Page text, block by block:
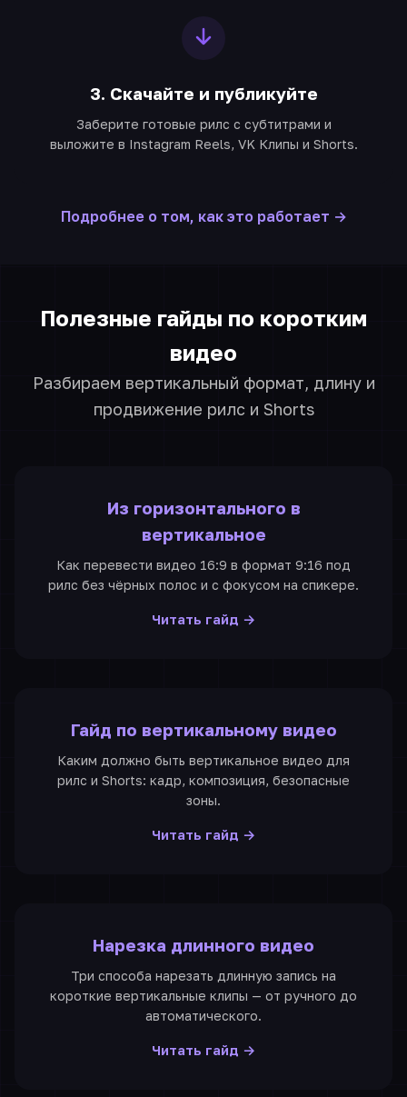
3. Скачайте и публикуйте
Заберите готовые рилс с субтитрами и
выложите в Instagram Reels, VK Клипы и Shorts.
Подробнее о том, как это работает →
Полезные гайды по коротким
видео
Разбираем вертикальный формат, длину и
продвижение рилс и Shorts
Из горизонтального в
вертикальное
Как перевести видео 16:9 в формат 9:16 под
рилс без чёрных полос и с фокусом на спикере.
Читать гайд →
Гайд по вертикальному видео
Каким должно быть вертикальное видео для
рилс и Shorts: кадр, композиция, безопасные
зоны.
Читать гайд →
Нарезка длинного видео
Три способа нарезать длинную запись на
короткие вертикальные клипы — от ручного до
автоматического.
Читать гайд →